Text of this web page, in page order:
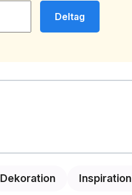
Dekoration Inspiration
Deltag